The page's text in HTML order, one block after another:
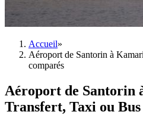
Accueil»
Aéroport de Santorin à
comparés
Aéroport de Santorin
Transfert, Taxi ou